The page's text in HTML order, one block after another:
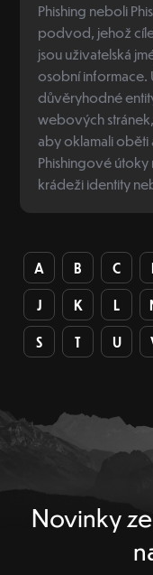
Phishing neboli
podvod, jehož
jsou uživatelská
osobní informace.
důvěryhodné
webových
aby oklamali oběti
Phishingové útoky
krádeži identity
A B C
J K L
S T U
Novinky